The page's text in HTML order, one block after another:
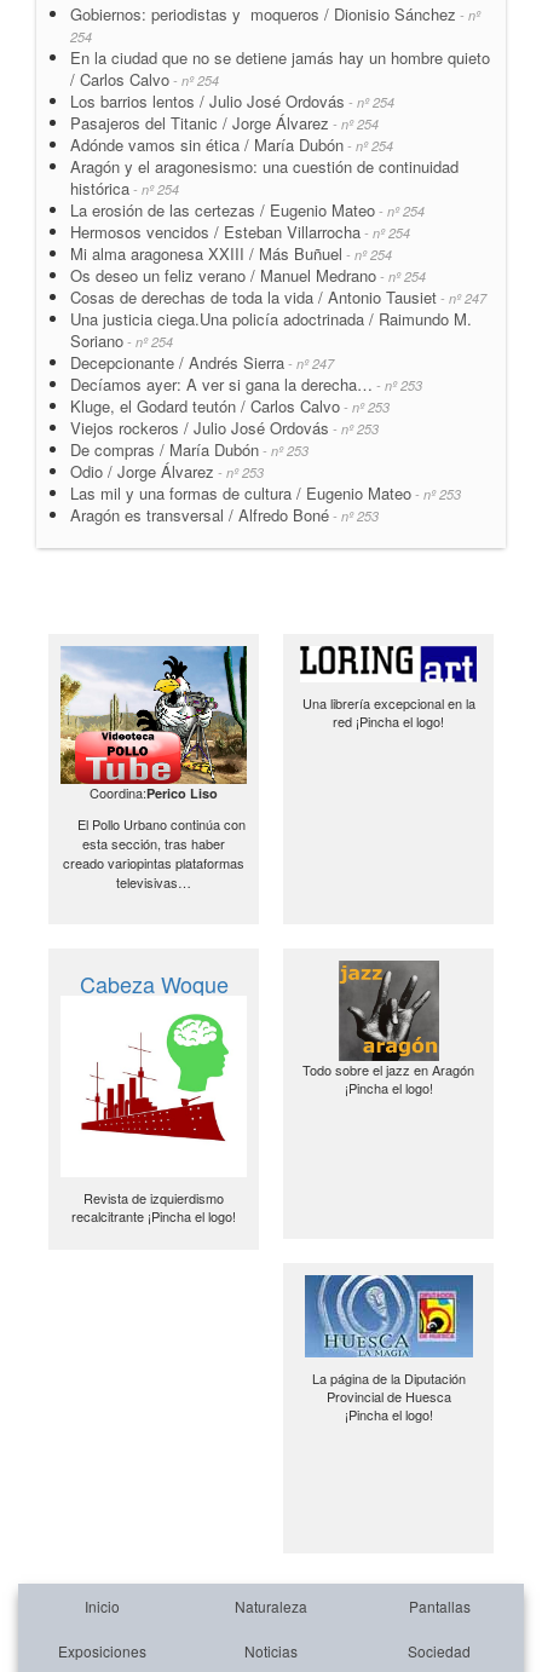
Gobiernos: periodistas y moqueros / Dionisio Sánchez - nº
254
En la ciudad que no se detiene jamás hay un hombre quieto
/ Carlos Calvo - nº 254
Los barrios lentos / Julio José Ordovás - nº 254
Pasajeros del Titanic / Jorge Álvarez - nº 254
Adónde vamos sin ética / María Dubón - nº 254
Aragón y el aragonesismo: una cuestión de continuidad
histórica - nº 254
La erosión de las certezas / Eugenio Mateo - nº 254
Hermosos vencidos / Esteban Villarrocha - nº 254
Mi alma aragonesa XXIII / Más Buñuel - nº 254
Os deseo un feliz verano / Manuel Medrano - nº 254
Cosas de derechas de toda la vida / Antonio Tausiet - nº 247
Una justicia ciega.Una policía adoctrinada / Raimundo M.
Soriano - nº 254
Decepcionante / Andrés Sierra - nº 247
Decíamos ayer: A ver si gana la derecha… - nº 253
Kluge, el Godard teutón / Carlos Calvo - nº 253
Viejos rockeros / Julio José Ordovás - nº 253
De compras / María Dubón - nº 253
Odio / Jorge Álvarez - nº 253
Las mil y una formas de cultura / Eugenio Mateo - nº 253
Aragón es transversal / Alfredo Boné - nº 253
Coordina:Perico Liso
El Pollo Urbano continúa con
esta sección, tras haber
creado variopintas plataformas
televisivas…
Una librería excepcional en la
red ¡Pincha el logo!
Cabeza Woque
Revista de izquierdismo
recalcitrante ¡Pincha el logo!
Todo sobre el jazz en Aragón
¡Pincha el logo!
La página de la Diputación
Provincial de Huesca
¡Pincha el logo!
Inicio Naturaleza Pantallas
Exposiciones Noticias Sociedad